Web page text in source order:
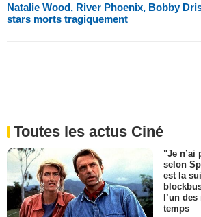
Natalie Wood, River Phoenix, Bobby
stars morts tragiquement
Toutes les actus Ciné
"Je n’ai
selon
est la
l’un
temps